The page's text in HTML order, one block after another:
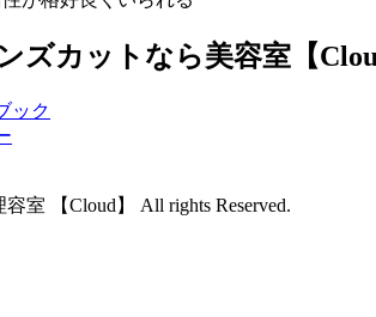
ズカットなら美容室【
室 【Cloud】 All rights Reserved.